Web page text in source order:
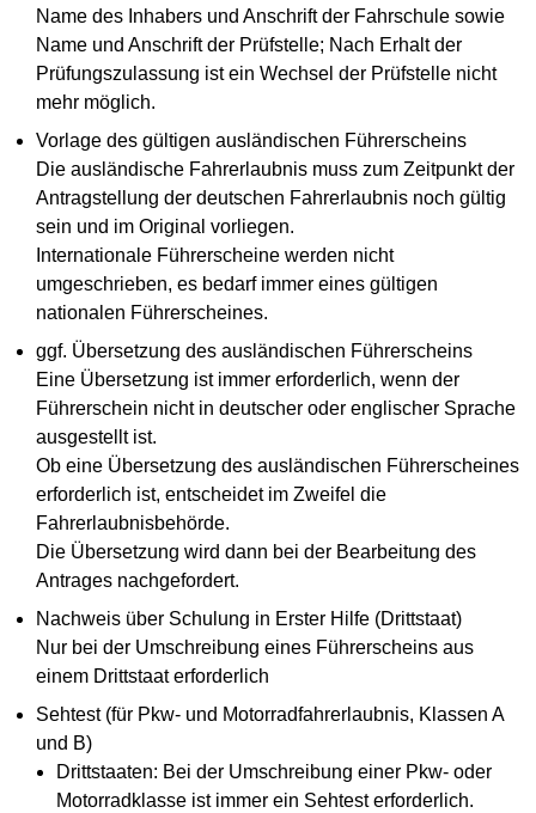
Name des Inhabers und Anschrift der Fahrschule sowie
Name und Anschrift der Prüfstelle; Nach Erhalt der
Prüfungszulassung ist ein Wechsel der Prüfstelle nicht
mehr möglich.
Vorlage des gültigen ausländischen Führerscheins
Die ausländische Fahrerlaubnis muss zum Zeitpunkt der
Antragstellung der deutschen Fahrerlaubnis noch gültig
sein und im Original vorliegen.
Internationale Führerscheine werden nicht
umgeschrieben, es bedarf immer eines gültigen
nationalen Führerscheines.
ggf. Übersetzung des ausländischen Führerscheins
Eine Übersetzung ist immer erforderlich, wenn der
Führerschein nicht in deutscher oder englischer Sprache
ausgestellt ist.
Ob eine Übersetzung des ausländischen Führerscheines
erforderlich ist, entscheidet im Zweifel die
Fahrerlaubnisbehörde.
Die Übersetzung wird dann bei der Bearbeitung des
Antrages nachgefordert.
Nachweis über Schulung in Erster Hilfe (Drittstaat)
Nur bei der Umschreibung eines Führerscheins aus
einem Drittstaat erforderlich
Sehtest (für Pkw- und Motorradfahrerlaubnis, Klassen A
und B)
Drittstaaten: Bei der Umschreibung einer Pkw- oder
Motorradklasse ist immer ein Sehtest erforderlich.